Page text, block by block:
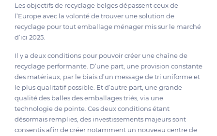
Les objectifs de recyclage belges dépassent ceux de
l’Europe avec la volonté de trouver une solution de
recyclage pour tout emballage ménager mis sur le marché
d’ici 2025.
Il y a deux conditions pour pouvoir créer une chaîne de
recyclage performante. D’une part, une provision constante
des matériaux, par le biais d’un message de tri uniforme et
le plus qualitatif possible. Et d’autre part, une grande
qualité des balles des emballages triés, via une
technologie de pointe. Ces deux conditions étant
désormais remplies, des investissements majeurs sont
consentis afin de créer notamment un nouveau centre de